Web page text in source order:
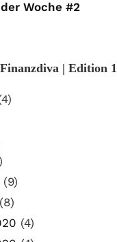
Woche #2
Finanzdiva | Edition 1
(9)
(8)
(4)